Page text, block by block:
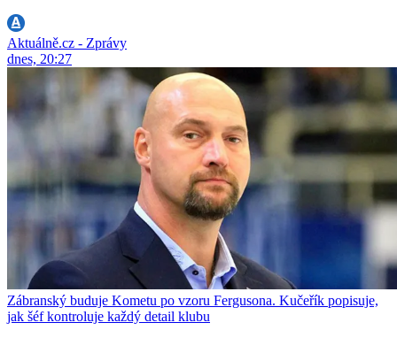
Aktuálně.cz - Zprávy
dnes, 20:27
Zábranský buduje Kometu po vzoru Fergusona. Kučeřík popisuje,
jak šéf kontroluje každý detail klubu